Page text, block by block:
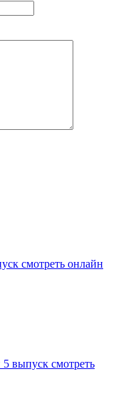
смотреть онлайн
выпуск смотреть